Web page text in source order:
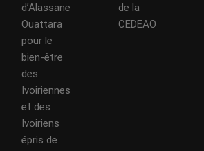
d’Alassane
Ouattara
pour le
bien-être
des
Ivoiriennes
et des
Ivoiriens
épris de
de la
CEDEAO